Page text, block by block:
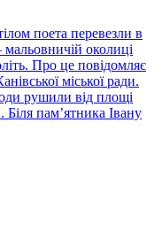
поета перевезли в
мальовничій околиці
Про це повідомляє
міської ради.
рушили від площі
пам’ятника Івану